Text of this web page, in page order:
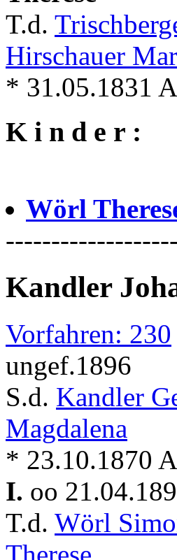
T.d.
Hirschauer
* 31.05.1831
K i n d e r :
Wörl
Kandler
Vorfahren: 230
ungef.1896
S.d. Kandler
Magdalena
* 23.10.1870
I. oo
T.d. Wörl